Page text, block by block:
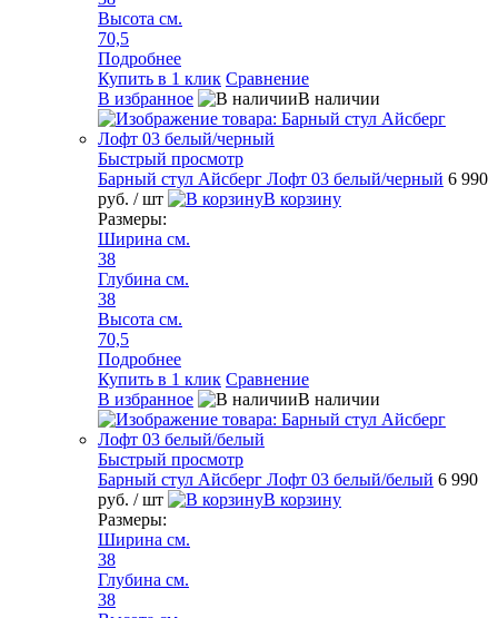
Высота см.
70,5
Подробнее
Купить в 1 клик Сравнение
В избранное
В наличии
Быстрый просмотр
Барный стул Айсберг Лофт 03 белый/черный 6 990
руб. / шт
В корзину
Размеры:
Ширина см.
38
Глубина см.
38
Высота см.
70,5
Подробнее
Купить в 1 клик Сравнение
В избранное
В наличии
Быстрый просмотр
Барный стул Айсберг Лофт 03 белый/белый 6 990
руб. / шт
В корзину
Размеры:
Ширина см.
38
Глубина см.
38